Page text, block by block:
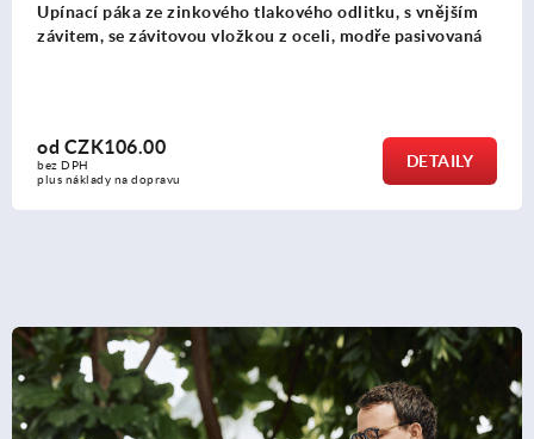
Upínací páka z oceli, s vnitřním závitem, lakovaná, proti
úderům kladiva, se závitovou vložkou z oceli,
odCZK494.78
bez DPH
plus náklady na dopravu
DETAILY